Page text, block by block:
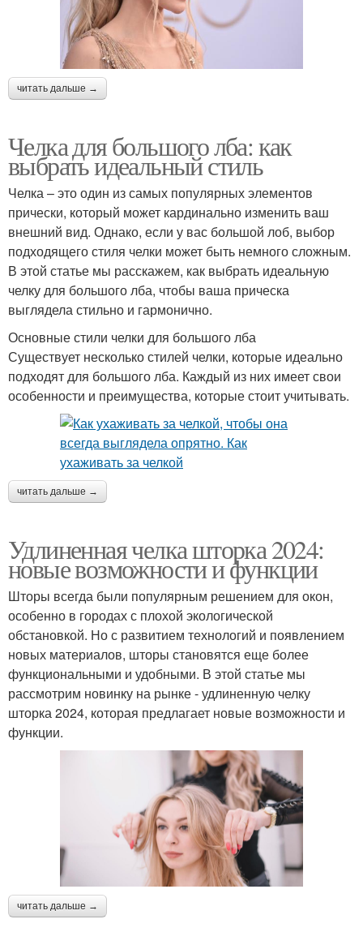
читать дальше →
Челка для большого лба: как
выбрать идеальный стиль
Челка – это один из самых популярных элементов
прически, который может кардинально изменить ваш
внешний вид. Однако, если у вас большой лоб, выбор
подходящего стиля челки может быть немного сложным.
В этой статье мы расскажем, как выбрать идеальную
челку для большого лба, чтобы ваша прическа
выглядела стильно и гармонично.
Основные стили челки для большого лба
Существует несколько стилей челки, которые идеально
подходят для большого лба. Каждый из них имеет свои
особенности и преимущества, которые стоит учитывать.
читать дальше →
Удлиненная челка шторка 2024:
новые возможности и функции
Шторы всегда были популярным решением для окон,
особенно в городах с плохой экологической
обстановкой. Но с развитием технологий и появлением
новых материалов, шторы становятся еще более
функциональными и удобными. В этой статье мы
рассмотрим новинку на рынке - удлиненную челку
шторка 2024, которая предлагает новые возможности и
функции.
читать дальше →